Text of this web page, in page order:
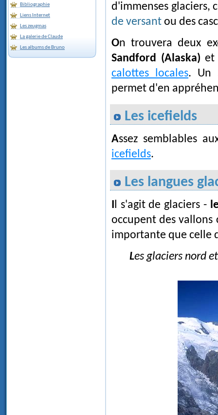
Bibliographie
Liens Internet
Les zeugmas
La galerie de Claude
Les albums de Bruno
d'immenses glaciers,
de versant ou des
On trouvera deux
Sandford (Alaska) et
calottes locales. Un
permet d'en
Les icefields
Assez semblables
icefields.
Les langues
Il s'agit de glaciers -
occupent des vallons
importante que celle
Les glaciers nord